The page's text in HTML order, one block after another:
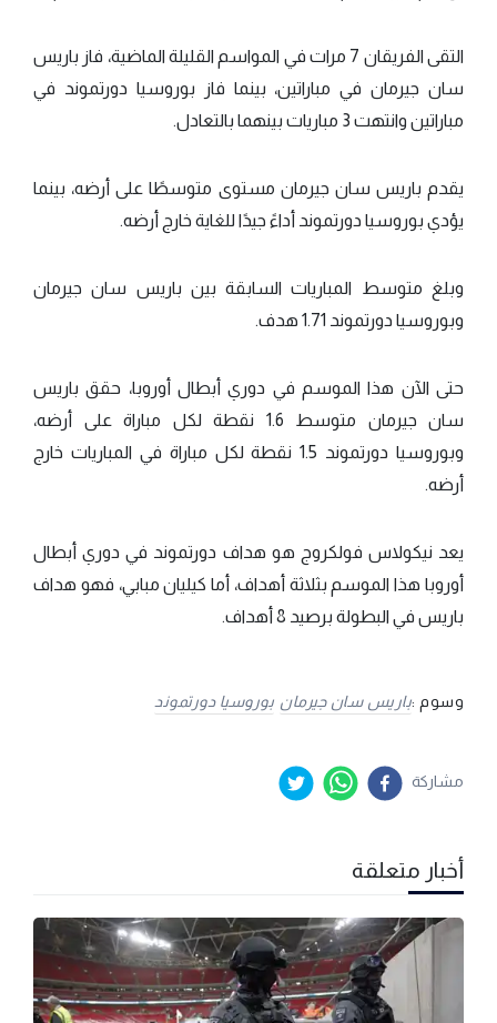
التقى الفريقان 7 مرات في المواسم القليلة الماضية، فاز باريس
سان جيرمان في مباراتين، بينما فاز بوروسيا دورتموند في
مباراتين وانتهت 3 مباريات بينهما بالتعادل.
يقدم باريس سان جيرمان مستوى متوسطًا على أرضه، بينما
يؤدي بوروسيا دورتموند أداءً جيدًا للغاية خارج أرضه.
وبلغ متوسط المباريات السابقة بين باريس سان جيرمان
وبوروسيا دورتموند 1.71 هدف.
حتى الآن هذا الموسم في دوري أبطال أوروبا، حقق باريس
سان جيرمان متوسط 1.6 نقطة لكل مباراة على أرضه،
وبوروسيا دورتموند 1.5 نقطة لكل مباراة في المباريات خارج
أرضه.
يعد نيكولاس فولكروج هو هداف دورتموند في دوري أبطال
أوروبا هذا الموسم بثلاثة أهداف، أما كيليان مبابي، فهو هداف
باريس في البطولة برصيد 8 أهداف.
وسوم :باريس سان جيرمان بوروسيا دورتموند
مشاركة
أخبار متعلقة